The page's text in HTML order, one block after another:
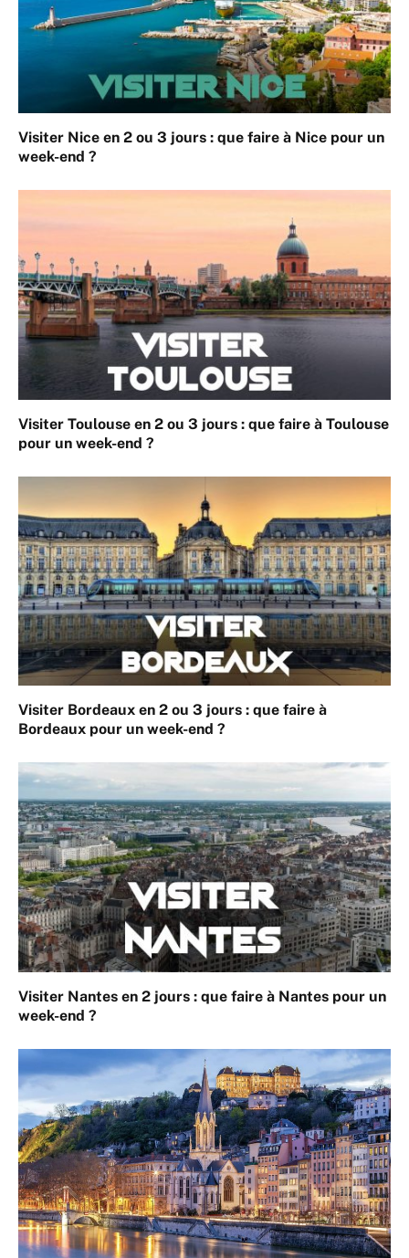
Visiter Nice en 2 ou 3 jours : que faire à Nice pour un
week-end ?
Visiter Toulouse en 2 ou 3 jours : que faire à Toulouse
pour un week-end ?
Visiter Bordeaux en 2 ou 3 jours : que faire à
Bordeaux pour un week-end ?
Visiter Nantes en 2 jours : que faire à Nantes pour un
week-end ?